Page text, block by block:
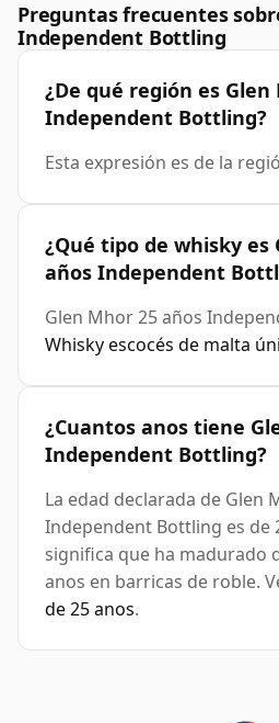
Preguntas frecuentes
Independent Bottling
¿De qué región es Glen
Independent Bottling?
Esta expresión es de la
¿Qué tipo de whisky es
años Independent
Glen Mhor 25 años
Whisky escocés de malta
¿Cuantos anos tiene
Independent Bottling?
La edad declarada de Glen
Independent Bottling es de
significa que ha madurado
anos en barricas de roble.
de 25 anos.